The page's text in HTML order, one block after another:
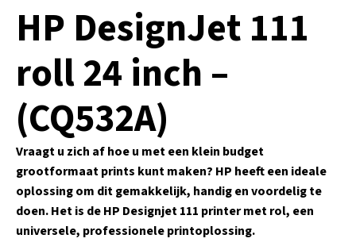
HP DesignJet 111
roll 24 inch –
(CQ532A)
Vraagt u zich af hoe u met een klein budget
grootformaat prints kunt maken? HP heeft een ideale
oplossing om dit gemakkelijk, handig en voordelig te
doen. Het is de HP Designjet 111 printer met rol, een
universele, professionele printoplossing.